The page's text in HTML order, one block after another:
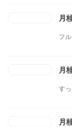
月
フ
月
す
月